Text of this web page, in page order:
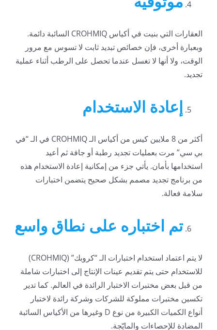
العقارات التي بنيت في أكياس CROHMIQ السائبة دائمة.
وبعبارة أخرى، فإن خصائص تبديد ثابت لا تسوس مع مرور
الوقت، ولا أنها لا تغسل عندما تحصل على الرطب أثناء عملية
تجديد.
إعادة الاستخدام
أكثر من 8 ملايين كيس من أكياس الـ CROHMIQ في الـ “في
بي سي” مرت بعمليات تجديد رطبة أو جافة ثم أعيد
استخدامها بأمان. يأتي جزء من إمكانية إعادة الاستخدام هذه
من برنامج تجديد مصمم بشكل صحيح يتضمن اختبارات
سلامة فعالة.
تم اختباره على نطاق واسع
لا يتم اعتماد استخدام اختبارات الـ “كروبك” (CROHMIQ)
للاستخدام حتى يتم تقديم عينات الإنتاج إلى اختبارات شاملة
من قبل بعض مختبرات الاختبار الرائدة في العالم. كما تدير
تكسين مختبرات مملوكة للشركات وشركة رائدة لاختبار
أنواع الكميات الكبيرة من نوع D وغيرها من الأكياس السائبة
المضادة للإحصاءات والمايّجة.